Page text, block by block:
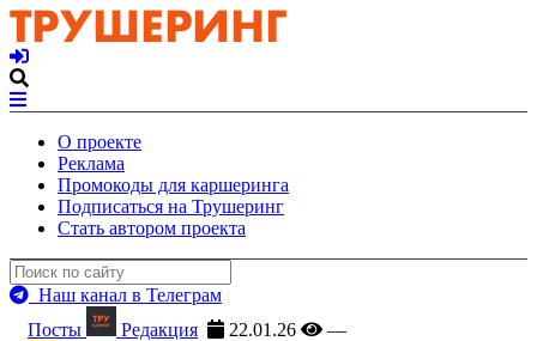
О проекте
Реклама
Промокоды для каршеринга
Подписаться на Трушеринг
Стать автором проекта
Наш канал в Телеграм
Посты
Редакция 22.01.26 —